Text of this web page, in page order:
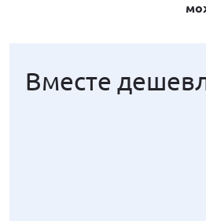
Вместе